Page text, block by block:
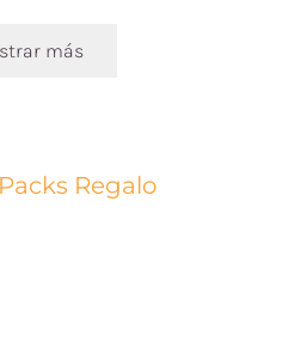
más
Regalo